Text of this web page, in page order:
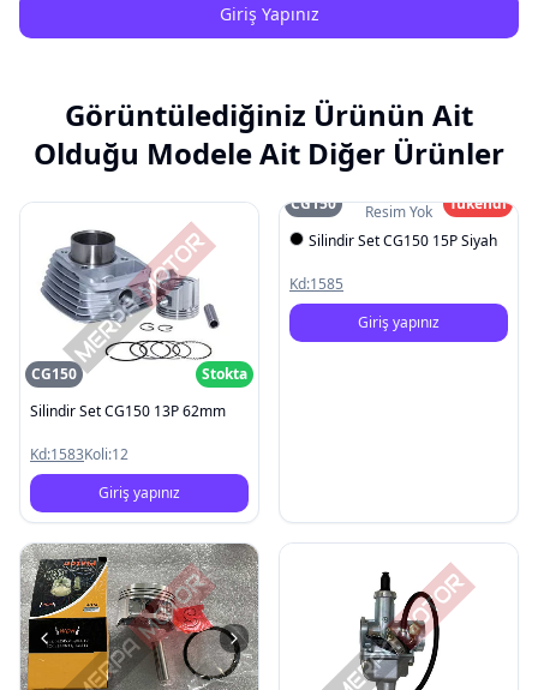
Giriş Yapınız
Görüntülediğiniz Ürünün Ait
Olduğu Modele Ait Diğer Ürünler
CG150
Stokta
Silindir Set CG150 13P 62mm
Kd:1583Koli:12
Giriş yapınız
Resim Yok
CG150
Tükendi
Silindir Set CG150 15P Siyah
Kd:1585
Giriş yapınız